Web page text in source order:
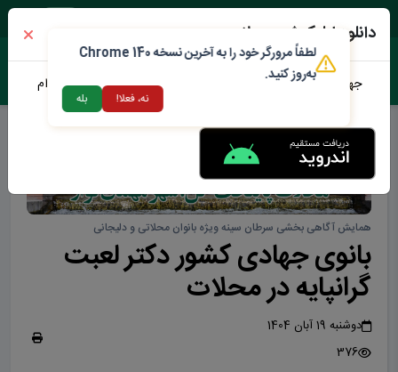
همایش آگاهی بخشی سرطان سینه ویژه بانوان محلاتی و دلیجانی
بانوی جهادی کشور دکتر لعبت
گرانپایه در محلات
دوشنبه 19 آبان 1404
376
دانلود اپلیکیشن محلات من
جهت دانلود نرم افزار محلات من می توانید از طریق لینک زیر اقدام
لطفاً مرورگر خود را به آخرین نسخه Chrome 140
به‌روز کنید.
نه، فعلا! بله